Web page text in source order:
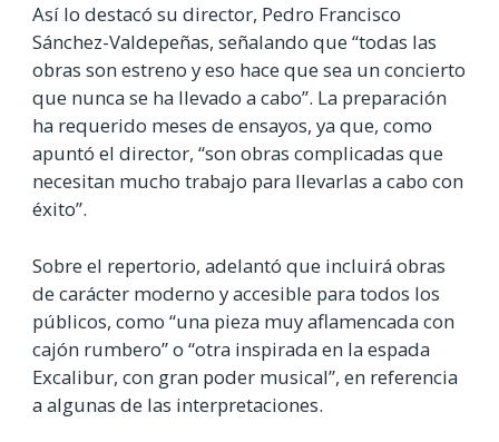
Así lo destacó su director, Pedro Francisco
Sánchez-Valdepeñas, señalando que “todas las
obras son estreno y eso hace que sea un concierto
que nunca se ha llevado a cabo”. La preparación
ha requerido meses de ensayos, ya que, como
apuntó el director, “son obras complicadas que
necesitan mucho trabajo para llevarlas a cabo con
éxito”.
Sobre el repertorio, adelantó que incluirá obras
de carácter moderno y accesible para todos los
públicos, como “una pieza muy aflamencada con
cajón rumbero” o “otra inspirada en la espada
Excalibur, con gran poder musical”, en referencia
a algunas de las interpretaciones.